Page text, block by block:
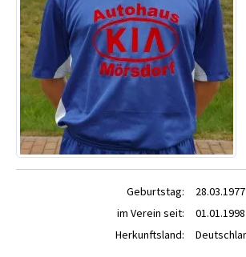
Geburtstag:
28.03.1977
im Verein seit:
01.01.1998
Herkunftsland: